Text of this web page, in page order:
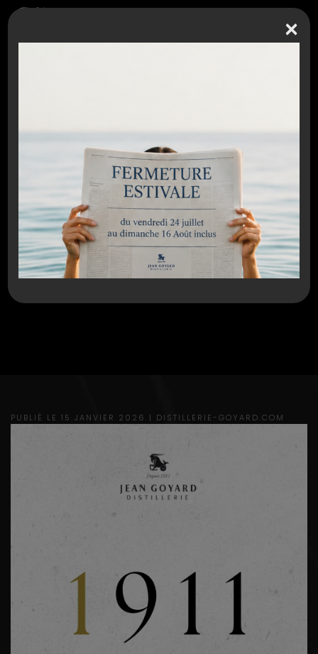
RETROUVEZ L'ACTUALITÉ DE LA DISTILLERIE !
PUBLIÉ LE 15 JANVIER 2026 | DISTILLERIE-GOYARD.COM
×